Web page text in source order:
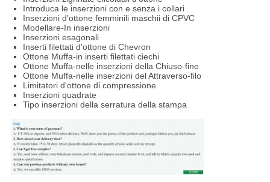
Introduca le inserzioni con e senza i collari
Inserzioni d'ottone femminili maschii di CPVC
Modellare-In inserzioni
Inserzioni esagonali
Inserti filettati d'ottone di Chevron
Ottone Muffa-in inserti filettati ciechi
Ottone Muffa-nelle inserzioni della Chiuso-fine
Ottone Muffa-nelle inserzioni del Attraverso-filo
Limitatori d'ottone di compressione
Inserzioni quadrate
Tipo inserzioni della serratura della stampa